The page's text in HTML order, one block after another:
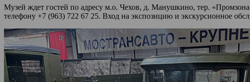
Музей ждет гостей по адресу м.о. Чехов, д. Манушкино, тер.
телефону +7 (963) 722 67 25. Вход на экспозицию и экскурсионное